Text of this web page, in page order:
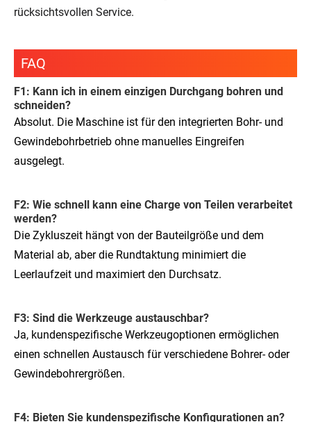
rücksichtsvollen Service.
FAQ
F1: Kann ich in einem einzigen Durchgang bohren und
schneiden?
Absolut. Die Maschine ist für den integrierten Bohr- und
Gewindebohrbetrieb ohne manuelles Eingreifen
ausgelegt.
F2: Wie schnell kann eine Charge von Teilen verarbeitet
werden?
Die Zykluszeit hängt von der Bauteilgröße und dem
Material ab, aber die Rundtaktung minimiert die
Leerlaufzeit und maximiert den Durchsatz.
F3: Sind die Werkzeuge austauschbar?
Ja, kundenspezifische Werkzeugoptionen ermöglichen
einen schnellen Austausch für verschiedene Bohrer- oder
Gewindebohrergrößen.
F4: Bieten Sie kundenspezifische Konfigurationen an?